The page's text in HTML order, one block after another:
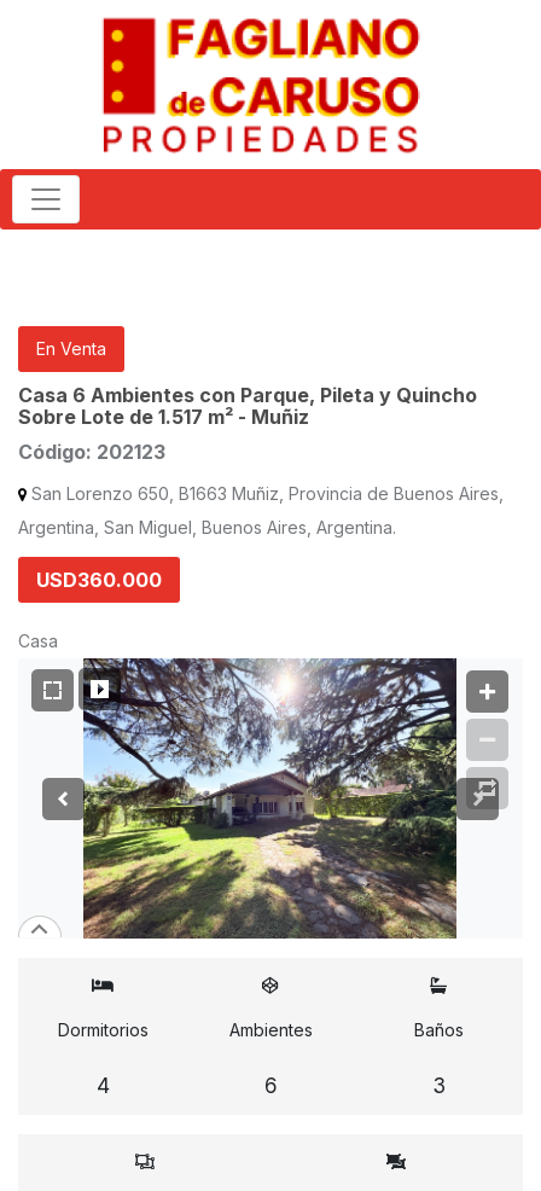
En Venta
Casa 6 Ambientes con Parque, Pileta y Quincho
Sobre Lote de 1.517 m² - Muñiz
Código: 202123
San Lorenzo 650, B1663 Muñiz, Provincia de Buenos Aires,
Argentina, San Miguel, Buenos Aires, Argentina.
USD360.000
Casa
Dormitorios
4
Ambientes
6
Baños
3